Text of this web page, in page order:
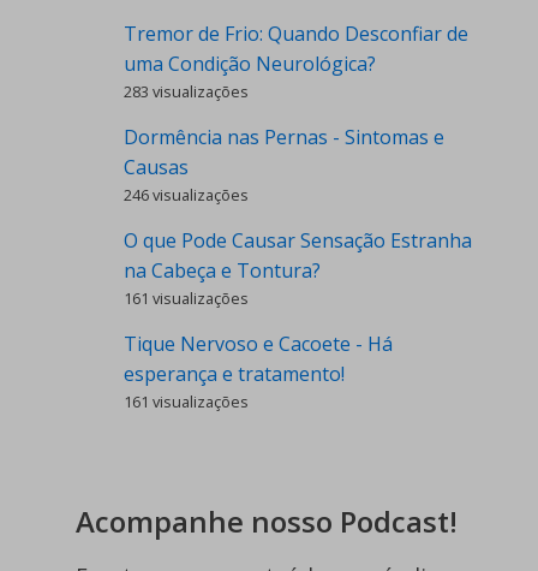
Tremor de Frio: Quando Desconfiar de
uma Condição Neurológica?
283 visualizações
Dormência nas Pernas - Sintomas e
Causas
246 visualizações
O que Pode Causar Sensação Estranha
na Cabeça e Tontura?
161 visualizações
Tique Nervoso e Cacoete - Há
esperança e tratamento!
161 visualizações
Acompanhe nosso Podcast!